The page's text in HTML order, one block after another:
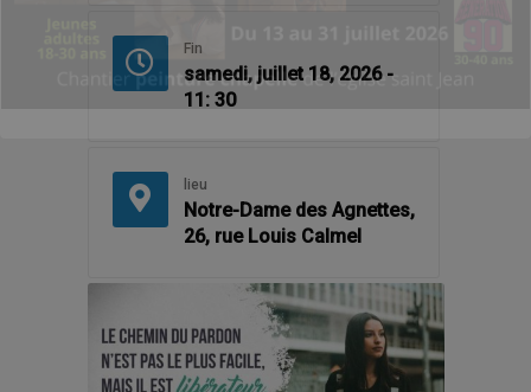
Fin
samedi, juillet 18, 2026 -
11: 30
lieu
Notre-Dame des Agnettes,
26, rue Louis Calmel